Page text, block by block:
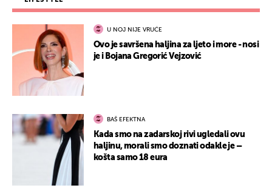
U NOJ NIJE VRUĆE
Ovo je savršena haljina za ljeto i more - nosi
je i Bojana Gregorić Vejzović
BAŠ EFEKTNA
Kada smo na zadarskoj rivi ugledali ovu
haljinu, morali smo doznati odakle je –
košta samo 18 eura